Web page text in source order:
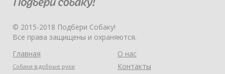
© 2015-2018 Подбери Собаку!
Все права защищены и охраняются.
Главная
Собаки в добрые руки
О нас
Контакты